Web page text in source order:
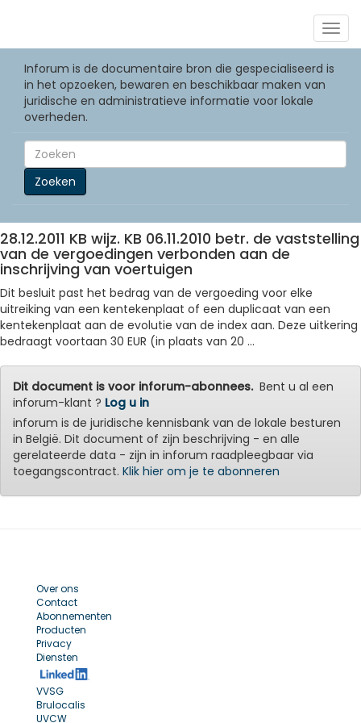
Inforum is de documentaire bron die gespecialiseerd is
in het opzoeken, bewaren en beschikbaar maken van
juridische en administratieve informatie voor lokale
overheden.
Zoeken
28.12.2011 KB wijz. KB 06.11.2010 betr. de vaststelling
van de vergoedingen verbonden aan de
inschrijving van voertuigen
Dit besluit past het bedrag van de vergoeding voor elke
uitreiking van een kentekenplaat of een duplicaat van een
kentekenplaat aan de evolutie van de index aan. Deze uitkering
bedraagt voortaan 30 EUR (in plaats van 20 ...
Dit document is voor inforum-abonnees.Bent u al een
inforum-klant ? Log u in
inforum is de juridische kennisbank van de lokale besturen
in België. Dit document of zijn beschrijving - en alle
gerelateerde data - zijn in inforum raadpleegbaar via
toegangscontract. Klik hier om je te abonneren
Over ons
Contact
Abonnementen
Producten
Privacy
Diensten
VVSG
Brulocalis
UVCW